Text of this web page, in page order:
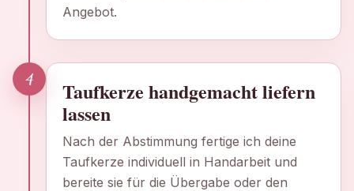
Angebot.
4
Taufkerze handgemacht liefern
lassen
Nach der Abstimmung fertige ich deine
Taufkerze individuell in Handarbeit und
bereite sie für die Übergabe oder den